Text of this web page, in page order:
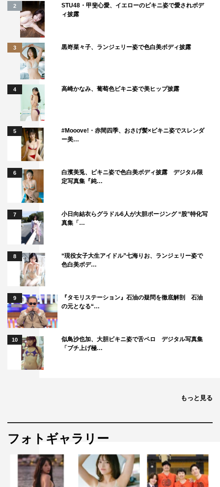
ち知りたいよね。
◆視聴者へのメッセージをお願いいたします。
内村：今回は「ホコリ」や「5G電波」を「見える化」し
ましたけど、電波があんなにも街中に巡らされていて、自
分たちにも刺さっているというのにはビックリしました。
5G電波にも意外な弱点があって、脆さもあるんだという
ことも勉強になりましたね。
「安いニッポン」というテーマも、大型教養番組といって
も過言ではない仕上がりになっていますので、笑いながら
勉強していただければと思います。
『うちむら見える化TV』
2021年12月29日（水）後10時～11時24分
テレビ東京系
＜MC＞
内村光良
＜進行＞
サバンナ・高橋茂雄、角谷暁子（テレビ東京アナウンサ
ー）
＜ゲスト＞
粟野咲莉、佐々木希、いとうあさこ、小島瑠璃子、向井慧
（パンサー）
＜プレゼンター＞
石原良純、カズレーザー、ヒコロヒー ほか
井戸田潤（スピードワゴン）、ZAZY、ティモンディ、あ
公式Twitter：@mieruka_tv
©テレビ東京
2
STU48・甲斐心愛、イエローのビキニ姿で愛されボデ
ィ披露
3 黒嵜菜々子、ランジェリー姿で色白美ボディ披露
4 高崎かなみ、葡萄色ビキニ姿で美ヒップ披露
5
#Mooove!・赤間四季、おさげ髪×ビキニ姿でスレンダ
ー美…
6
白濱美兎、ビキニ姿で色白美ボディ披露 デジタル限
定写真集『純…
7
小日向結衣らグラドル6人が大胆ポージング “股”特化写
真集「…
8
“現役女子大生アイドル”七海りお、ランジェリー姿で
色白美ボデ…
9
『タモリステーション』石油の疑問を徹底解剖 石油
の元となる“…
10
似鳥沙也加、大胆ビキニ姿で舌ペロ デジタル写真集
「ブチ上げ極…
もっと見る
フォトギャラリー